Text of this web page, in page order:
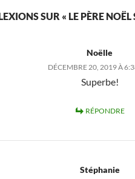
SUR « LE PÈRE
Noëlle
DÉCEMBRE 20, 2019 À
Superbe!
RÉPONDRE
Stéphanie